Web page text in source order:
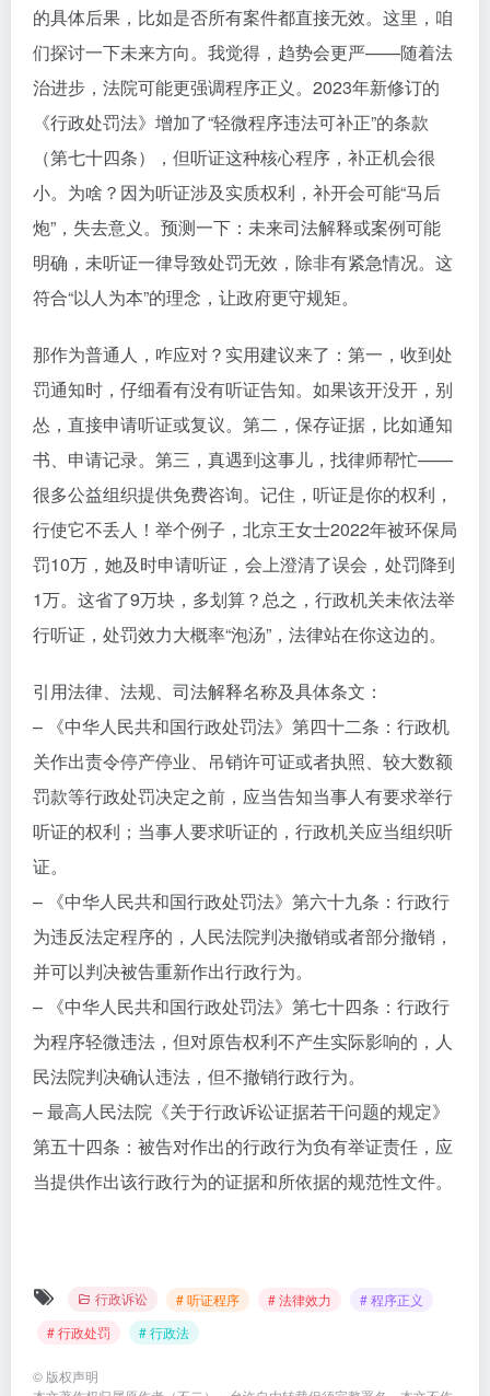
的具体后果，比如是否所有案件都直接无效。这里，咱
们探讨一下未来方向。我觉得，趋势会更严——随着法
治进步，法院可能更强调程序正义。2023年新修订的
《行政处罚法》增加了“轻微程序违法可补正”的条款
（第七十四条），但听证这种核心程序，补正机会很
小。为啥？因为听证涉及实质权利，补开会可能“马后
炮”，失去意义。预测一下：未来司法解释或案例可能
明确，未听证一律导致处罚无效，除非有紧急情况。这
符合“以人为本”的理念，让政府更守规矩。
那作为普通人，咋应对？实用建议来了：第一，收到处
罚通知时，仔细看有没有听证告知。如果该开没开，别
怂，直接申请听证或复议。第二，保存证据，比如通知
书、申请记录。第三，真遇到这事儿，找律师帮忙——
很多公益组织提供免费咨询。记住，听证是你的权利，
行使它不丢人！举个例子，北京王女士2022年被环保局
罚10万，她及时申请听证，会上澄清了误会，处罚降到
1万。这省了9万块，多划算？总之，行政机关未依法举
行听证，处罚效力大概率“泡汤”，法律站在你这边的。
引用法律、法规、司法解释名称及具体条文：
– 《中华人民共和国行政处罚法》第四十二条：行政机
关作出责令停产停业、吊销许可证或者执照、较大数额
罚款等行政处罚决定之前，应当告知当事人有要求举行
听证的权利；当事人要求听证的，行政机关应当组织听
证。
– 《中华人民共和国行政处罚法》第六十九条：行政行
为违反法定程序的，人民法院判决撤销或者部分撤销，
并可以判决被告重新作出行政行为。
– 《中华人民共和国行政处罚法》第七十四条：行政行
为程序轻微违法，但对原告权利不产生实际影响的，人
民法院判决确认违法，但不撤销行政行为。
– 最高人民法院《关于行政诉讼证据若干问题的规定》
第五十四条：被告对作出的行政行为负有举证责任，应
当提供作出该行政行为的证据和所依据的规范性文件。
行政诉讼 # 听证程序 # 法律效力
# 程序正义
# 行政处罚
# 行政法
© 版权声明